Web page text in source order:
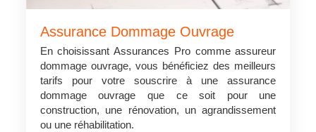
Assurance Dommage Ouvrage
En choisissant Assurances Pro comme assureur
dommage ouvrage, vous bénéficiez des meilleurs
tarifs pour votre souscrire à une assurance
dommage ouvrage que ce soit pour une
construction, une rénovation, un agrandissement
ou une réhabilitation.